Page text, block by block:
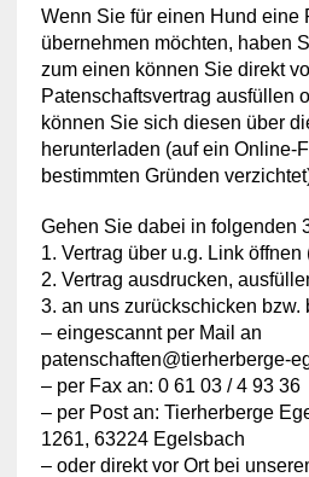
Wenn Sie für einen Hund eine
übernehmen möchten, haben
zum einen können Sie direkt
Patenschaftsvertrag ausfüllen
können Sie sich diesen über
herunterladen (auf ein Online-
bestimmten Gründen
Gehen Sie dabei in folgenden
1. Vertrag über u.g. Link
2. Vertrag ausdrucken,
3. an uns zurückschicken bzw.
– eingescannt per Mail an
patenschaften@tierherberge-
– per Fax an: 0 61 03 / 4 93 36
– per Post an: Tierherberge
1261, 63224 Egelsbach
– oder direkt vor Ort bei